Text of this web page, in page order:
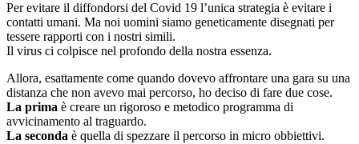
Per evitare il diffondorsi del Covid 19 l’unica strategia è evitare i
contatti umani. Ma noi uomini siamo geneticamente disegnati per
tessere rapporti con i nostri simili.
Il virus ci colpisce nel profondo della nostra essenza.
Allora, esattamente come quando dovevo affrontare una gara su una
distanza che non avevo mai percorso, ho deciso di fare due cose.
La prima è creare un rigoroso e metodico programma di
avvicinamento al traguardo.
La seconda è quella di spezzare il percorso in micro obbiettivi.